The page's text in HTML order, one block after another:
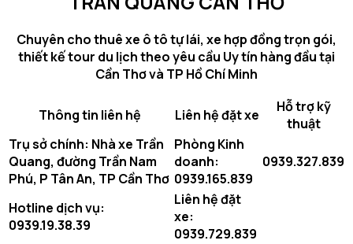
phí
và
xe
điện
mới
có
phí
sạc
–
Chuyên cho thuê xe ô tô tự lái, xe hợp đồng trọn gói,
thiết kế tour du lịch theo yêu cầu Uy tín hàng đầu tại
Cần Thơ và TP Hồ Chí Minh
Thông tin liên hệ Liên hệ đặt xe
Hỗ trợ kỹ
thuật
Trụ sở chính: Nhà xe Trần
Quang, đường Trần Nam
Phú, P Tân An, TP Cần Thơ
Phòng Kinh
doanh:
0939.165.839
0939.327.839
Hotline dịch vụ:
0939.19.38.39
Liên hệ đặt
xe:
0939.729.839